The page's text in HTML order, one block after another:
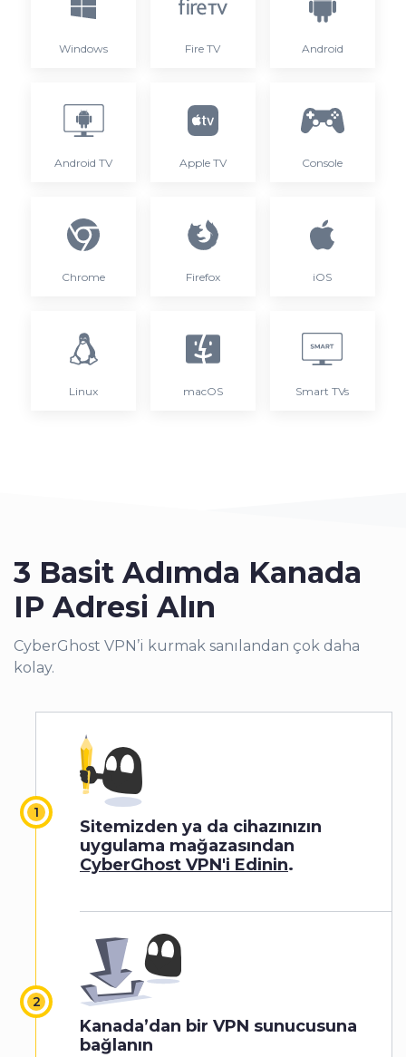
Windows Fire TV Android
Android TV Apple TV Console
Chrome Firefox iOS
Linux macOS Smart TVs
3 Basit Adımda Kanada
IP Adresi Alın
CyberGhost VPN’i kurmak sanılandan çok daha
kolay.
Sitemizden ya da cihazınızın
uygulama mağazasından
CyberGhost VPN'i Edinin.
Kanada’dan bir VPN sunucusuna
bağlanın